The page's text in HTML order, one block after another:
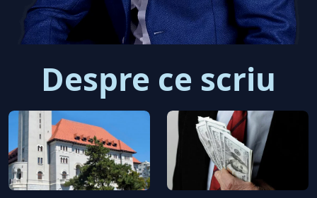
Despre ce scriu